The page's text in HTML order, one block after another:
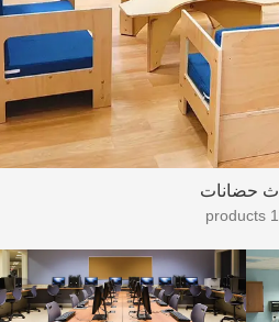
حضانات
11